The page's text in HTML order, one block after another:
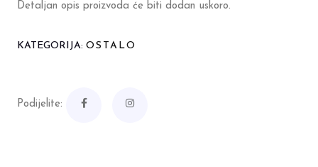
Detaljan opis proizvoda će biti dodan uskoro.
KATEGORIJA: OSTALO
Podijelite: